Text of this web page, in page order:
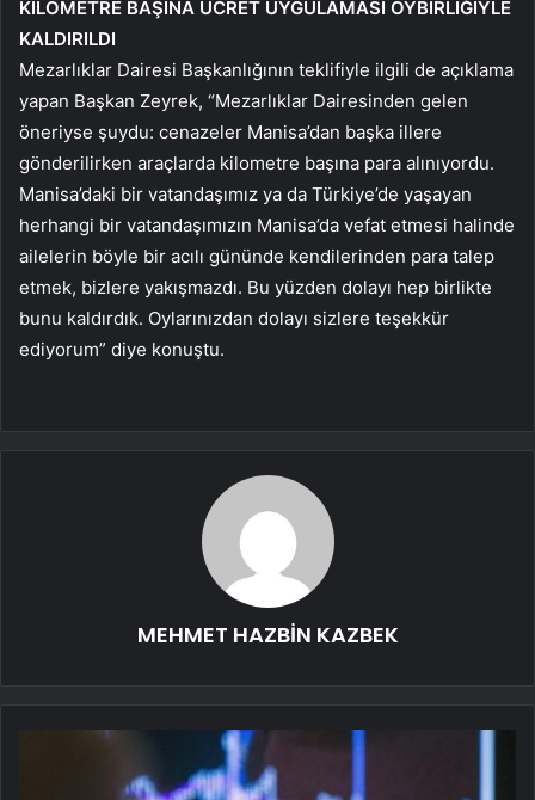
KİLOMETRE BAŞINA ÜCRET UYGULAMASI OYBİRLİĞİYLE
KALDIRILDI
Mezarlıklar Dairesi Başkanlığının teklifiyle ilgili de açıklama
yapan Başkan Zeyrek, “Mezarlıklar Dairesinden gelen
öneriyse şuydu: cenazeler Manisa’dan başka illere
gönderilirken araçlarda kilometre başına para alınıyordu.
Manisa’daki bir vatandaşımız ya da Türkiye’de yaşayan
herhangi bir vatandaşımızın Manisa’da vefat etmesi halinde
ailelerin böyle bir acılı gününde kendilerinden para talep
etmek, bizlere yakışmazdı. Bu yüzden dolayı hep birlikte
bunu kaldırdık. Oylarınızdan dolayı sizlere teşekkür
ediyorum” diye konuştu.
MEHMET HAZBİN KAZBEK